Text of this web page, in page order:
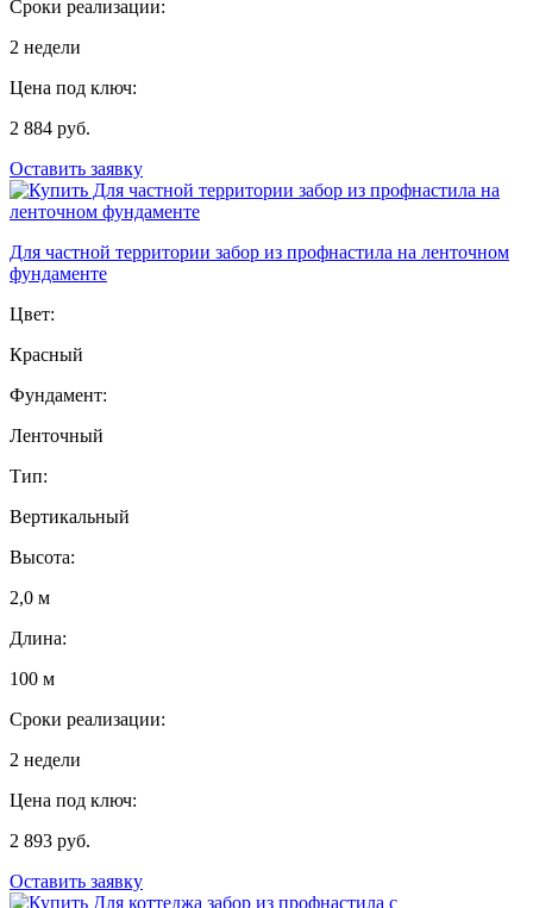
Сроки реализации:
2 недели
Цена под ключ:
2 884 руб.
Оставить заявку
Для частной территории забор из профнастила на ленточном
фундаменте
Цвет:
Красный
Фундамент:
Ленточный
Тип:
Вертикальный
Высота:
2,0 м
Длина:
100 м
Сроки реализации:
2 недели
Цена под ключ:
2 893 руб.
Оставить заявку